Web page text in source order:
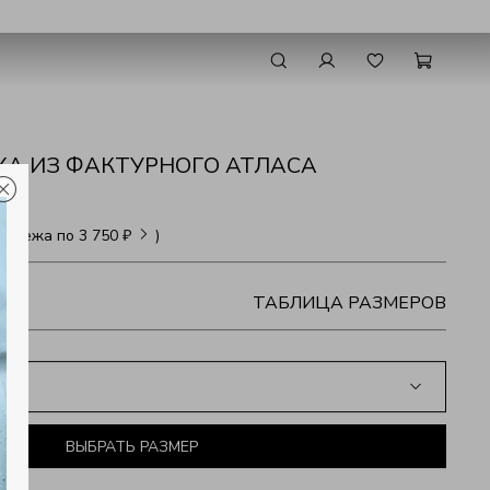
ИЗ ФАКТУРНОГО АТЛАСА
платежа по 3 750 ₽ )
ТАБЛИЦА РАЗМЕРОВ
ВЫБРАТЬ РАЗМЕР